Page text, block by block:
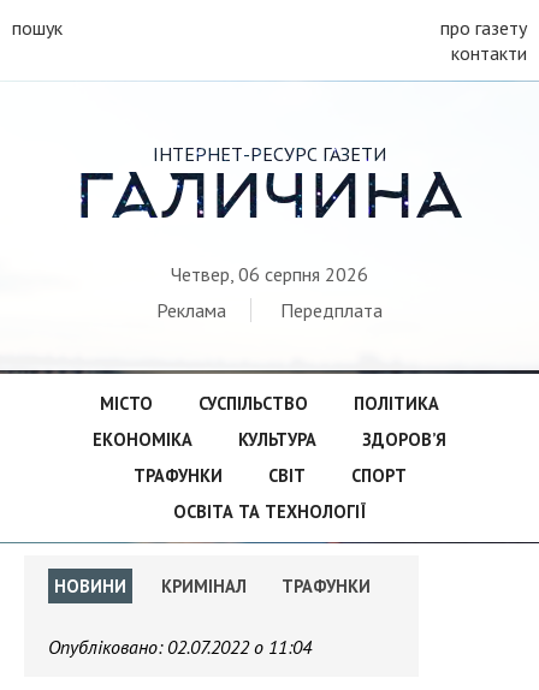
пошук
про газету
контакти
ІНТЕРНЕТ-РЕСУРС ГАЗЕТИ
ГАЛИЧИНА
Четвер, 06 серпня 2026
Реклама
Передплата
МІСТО СУСПІЛЬСТВО
ПОЛІТИКА
ЕКОНОМІКА
КУЛЬТУРА
ЗДОРОВ’Я
ТРАФУНКИ
СВІТ
СПОРТ
ОСВІТА ТА ТЕХНОЛОГІЇ
НОВИНИ КРИМІНАЛ ТРАФУНКИ
Опубліковано: 02.07.2022 о 11:04